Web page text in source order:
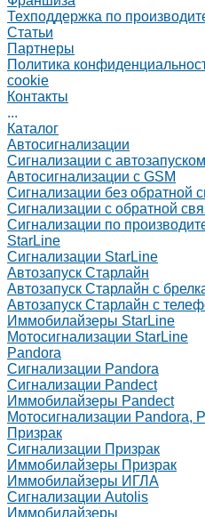
Техподдержка по
Статьи
Партнеры
Политика
cookie
Контакты
...
Каталог
Автосигнализации
Сигнализации с автозапуском
Автосигнализации с GSM
Сигнализации без обратной
Сигнализации с обратной
Сигнализации по
StarLine
Сигнализации StarLine
Автозапуск Старлайн
Автозапуск Старлайн с
Автозапуск Старлайн с
Иммобилайзеры StarLine
Мотосигнализации StarLine
Pandora
Сигнализации Pandora
Сигнализации Pandect
Иммобилайзеры Pandect
Мотосигнализации Pandora,
Призрак
Сигнализации Призрак
Иммобилайзеры Призрак
Иммобилайзеры ИГЛА
Сигнализации Autolis
Иммобилайзеры